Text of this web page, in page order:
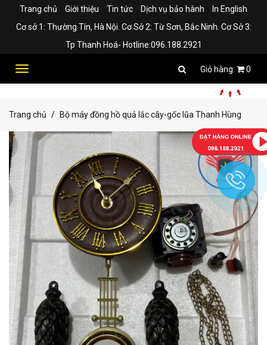
Trang chủ Giới thiệu Tin tức Dịch vụ bảo hành
In English
Cơ sở 1: Thường Tín, Hà Nội. Cơ Sở 2: Từ Sơn, Bắc Ninh. Cơ Sở 3:
Tp Thanh Hoá- Hotline:096.188.2921
Toggle
0
Trang chủ Bộ máy đồng hồ quả lắc cây-gốc lũa Thanh Hùng